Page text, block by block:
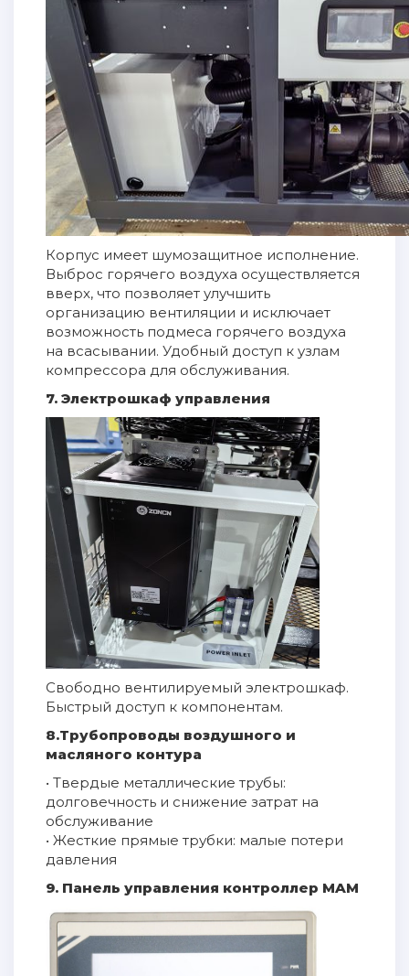
Корпус имеет шумозащитное исполнение.
Выброс горячего воздуха осуществляется
вверх, что позволяет улучшить
организацию вентиляции и исключает
возможность подмеса горячего воздуха
на всасывании. Удобный доступ к узлам
компрессора для обслуживания.
7. Электрошкаф управления
Свободно вентилируемый электрошкаф.
Быстрый доступ к компонентам.
8.Трубопроводы воздушного и
масляного контура
• Твердые металлические трубы:
долговечность и снижение затрат на
обслуживание
• Жесткие прямые трубки: малые потери
давления
9. Панель управления контроллер MAM